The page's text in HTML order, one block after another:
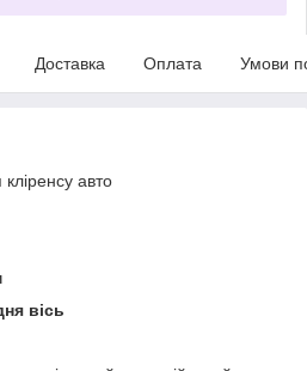
Доставка Оплата Умови
авто
вісь